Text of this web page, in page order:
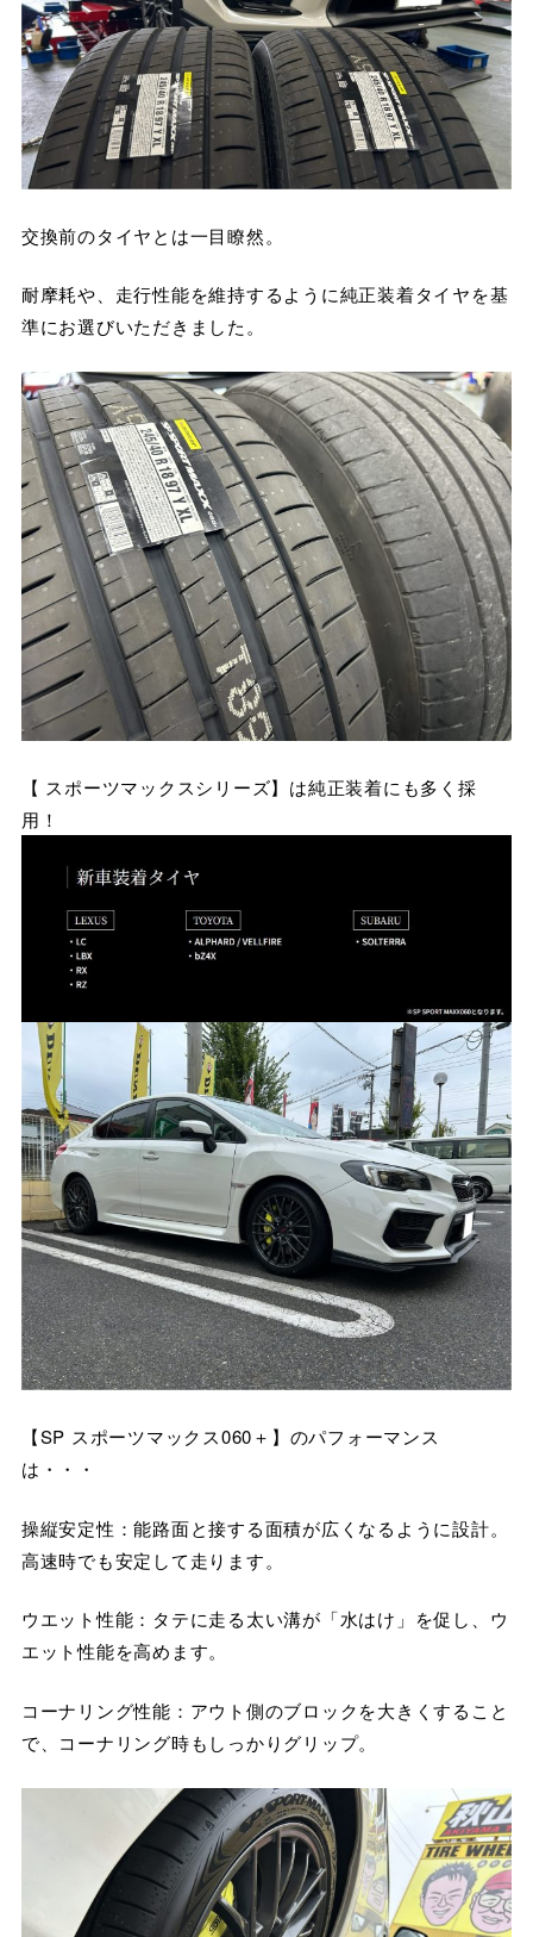
交換前のタイヤとは一目瞭然。
耐摩耗や、走行性能を維持するように純正装着タイヤを基
準にお選びいただきました。
【 スポーツマックスシリーズ】は純正装着にも多く採
用！
【SP スポーツマックス060＋】のパフォーマンス
は・・・
操縦安定性：能路面と接する面積が広くなるように設計。
高速時でも安定して走ります。
ウエット性能：タテに走る太い溝が「水はけ」を促し、ウ
エット性能を高めます。
コーナリング性能：アウト側のブロックを大きくすること
で、コーナリング時もしっかりグリップ。